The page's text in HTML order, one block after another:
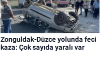
Zonguldak-Düzce yolunda feci
kaza: Çok sayıda yaralı var